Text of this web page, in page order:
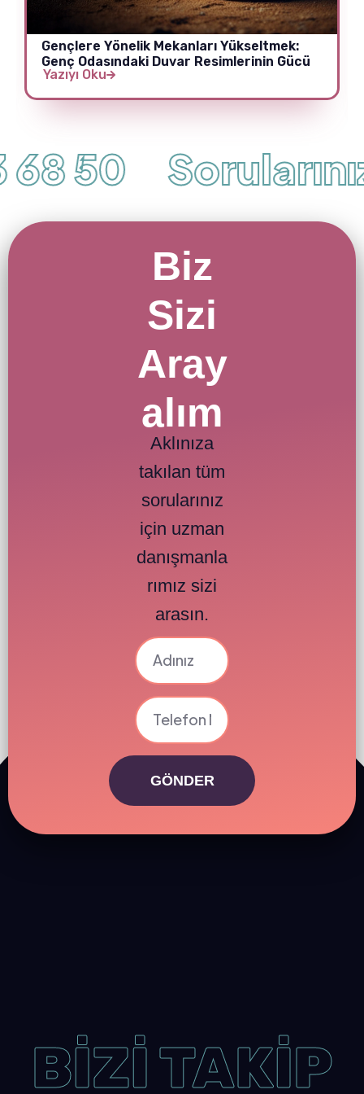
Gençlere Yönelik Mekanları Yükseltmek:
Genç Odasındaki Duvar Resimlerinin Gücü
Yazıyı Oku
50
Biz
Sizi
Aray
alım
Aklınıza
takılan tüm
sorularınız
için uzman
danışmanla
rımız sizi
arasın.
GÖNDER
BİZİ TAKİP